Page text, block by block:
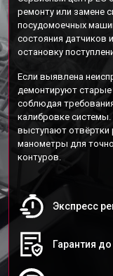
ремонту или замене
посудомоечных
состояния датчиков
остановку
Если выявлена
демонтируют старые
соблюдая
калибровке
выступают отвёртки
манометры для
контуров.
Экспресс
Гарантия